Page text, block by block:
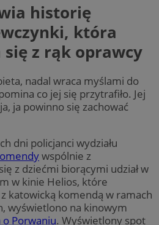
historię
która
się z rąk oprawcy
nadal wraca myślami do
co jej się przytrafiło. Jej
ja powinno się zachować
dni policjanci wydziału
wspólnie z
z dziećmi biorącymi udział w
w kinie Helios, które
z katowicką komendą w ramach
wyświetlono na kinowym
Porwaniu. Wyświetlony spot